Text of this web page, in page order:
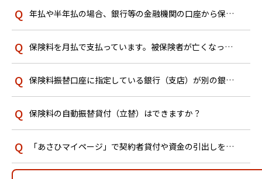
年払や半年払の場合、銀行等の金融機関の口座から保険料が引き落とされるのはいつですか？
保険料を月払で支払っています。被保険者が亡くなった場合、保険料はいつまで支払えばよいですか？
保険料振替口座に指定している銀行（支店）が別の銀行（支店）と合併（統合）しました。手続きは必要ですか？
保険料の自動振替貸付（立替）はできますか？
「あさひマイページ」で契約者貸付や資金の引出しをする場合、利用手数料はかかりますか？